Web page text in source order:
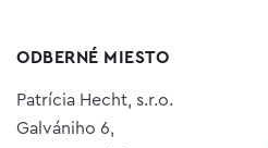
ODBERNÉ MIESTO
Patrícia Hecht, s.r.o.
Galvániho 6,